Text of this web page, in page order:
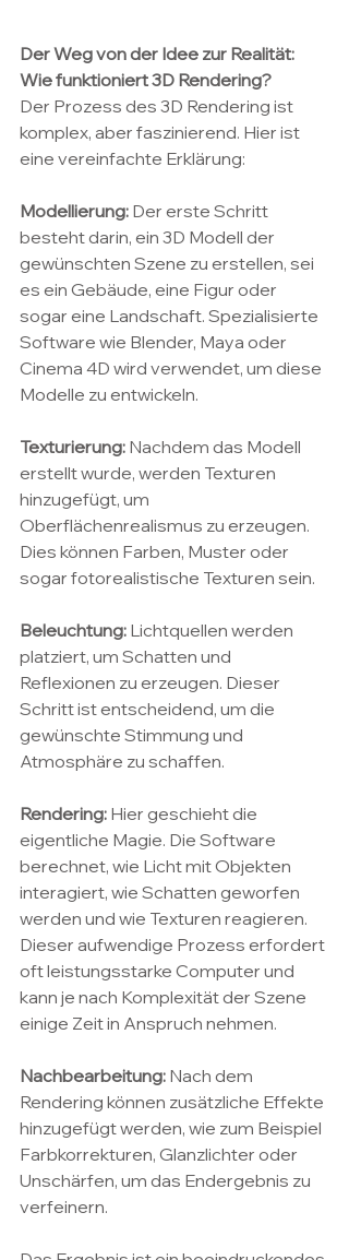
Der Weg von der Idee zur Realität:
Wie funktioniert 3D Rendering?
Der Prozess des 3D Rendering ist
komplex, aber faszinierend. Hier ist
eine vereinfachte Erklärung:
Modellierung: Der erste Schritt
besteht darin, ein 3D Modell der
gewünschten Szene zu erstellen, sei
es ein Gebäude, eine Figur oder
sogar eine Landschaft. Spezialisierte
Software wie Blender, Maya oder
Cinema 4D wird verwendet, um diese
Modelle zu entwickeln.
Texturierung: Nachdem das Modell
erstellt wurde, werden Texturen
hinzugefügt, um
Oberflächenrealismus zu erzeugen.
Dies können Farben, Muster oder
sogar fotorealistische Texturen sein.
Beleuchtung: Lichtquellen werden
platziert, um Schatten und
Reflexionen zu erzeugen. Dieser
Schritt ist entscheidend, um die
gewünschte Stimmung und
Atmosphäre zu schaffen.
Rendering: Hier geschieht die
eigentliche Magie. Die Software
berechnet, wie Licht mit Objekten
interagiert, wie Schatten geworfen
werden und wie Texturen reagieren.
Dieser aufwendige Prozess erfordert
oft leistungsstarke Computer und
kann je nach Komplexität der Szene
einige Zeit in Anspruch nehmen.
Nachbearbeitung: Nach dem
Rendering können zusätzliche Effekte
hinzugefügt werden, wie zum Beispiel
Farbkorrekturen, Glanzlichter oder
Unschärfen, um das Endergebnis zu
verfeinern.